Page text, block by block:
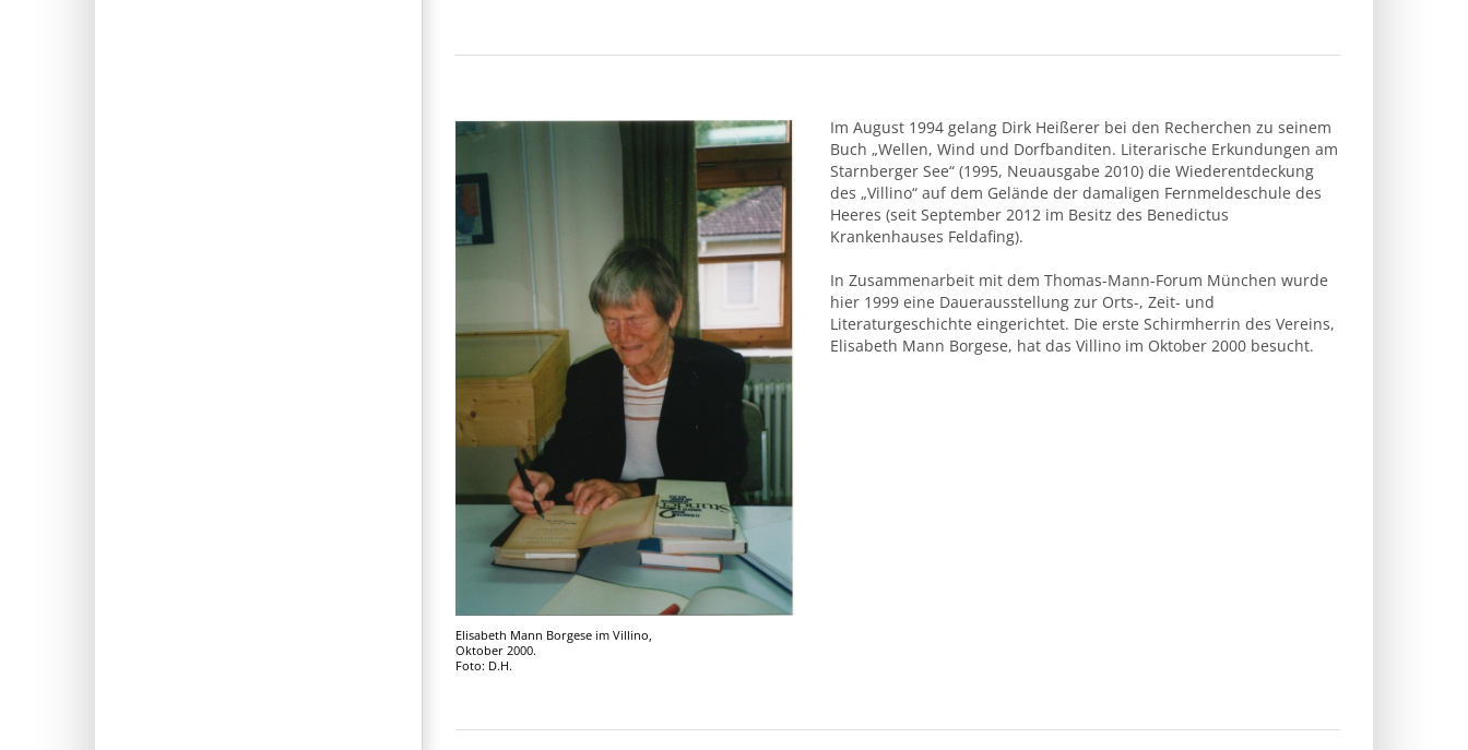
Elisabeth Mann Borgese im Villino,
Oktober 2000.
Foto: D.H.
Im August 1994 gelang Dirk Heißerer bei den Recherchen zu seinem
Buch „Wellen, Wind und Dorfbanditen. Literarische Erkundungen am
Starnberger See“ (1995, Neuausgabe 2010) die Wiederentdeckung
des „Villino“ auf dem Gelände der damaligen Fernmeldeschule des
Heeres (seit September 2012 im Besitz des Benedictus
Krankenhauses Feldafing).
In Zusammenarbeit mit dem Thomas-Mann-Forum München wurde
hier 1999 eine Dauerausstellung zur Orts-, Zeit- und
Literaturgeschichte eingerichtet. Die erste Schirmherrin des Vereins,
Elisabeth Mann Borgese, hat das Villino im Oktober 2000 besucht.